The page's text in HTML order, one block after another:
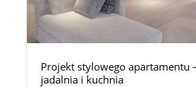
Projekt stylowego apartamentu
jadalnia i kuchnia